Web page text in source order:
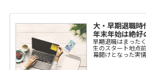
大・早期退職時
年末年始は絶好
早期退職はまった
生のスタート地点
幕開けとなった実